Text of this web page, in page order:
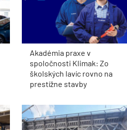
Akadémia praxe v
spoločnosti Klimak: Zo
školských lavíc rovno na
prestížne stavby